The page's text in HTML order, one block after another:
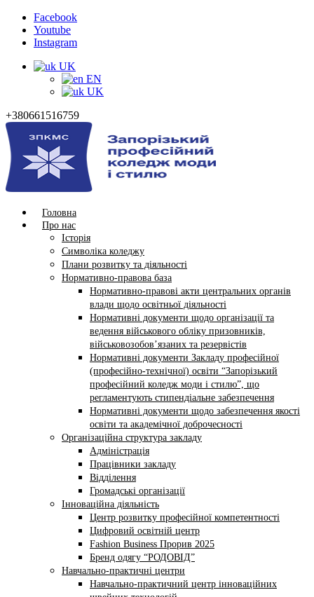
Facebook
Youtube
Instagram
UK
EN
UK
+380661516759
Головна
Про нас
Історія
Символіка коледжу
Плани розвитку та діяльності
Нормативно-правова база
Нормативно-правові акти центральних органів
влади щодо освітньої діяльності
Нормативні документи щодо організації та
ведення військового обліку призовників,
військовозобов’язаних та резервістів
Нормативні документи Закладу професійної
(професійно-технічної) освіти “Запорізький
професійний коледж моди і стилю”, що
регламентують стипендіальне забезпечення
Нормативні документи щодо забезпечення якості
освіти та академічної доброчесності
Організаційна структура закладу
Адміністрація
Працівники закладу
Відділення
Громадські організації
Інноваційна діяльність
Центр розвитку професійної компетентності
Цифровий освітній центр
Fashion Business Прорив 2025
Бренд одягу “РОДОВІД”
Навчально-практичні центри
Навчально-практичний центр інноваційних